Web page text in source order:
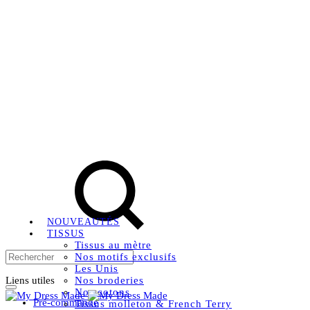
Pinterest
Liens utiles
Pré-commande
NOUVEAUTÉS
TISSUS
Tissus au mètre
Nos motifs exclusifs
Les Unis
Nos broderies
Nos cotons
Tissus molleton & French Terry
Panier